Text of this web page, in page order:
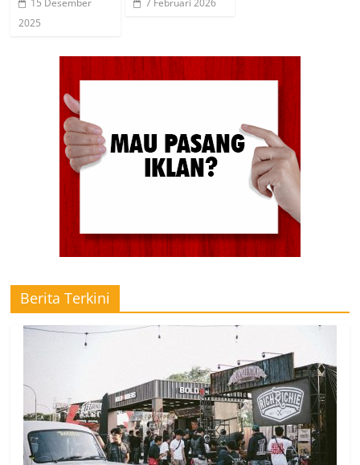
15 Desember
2025
7 Februari 2026
Berita Terkini